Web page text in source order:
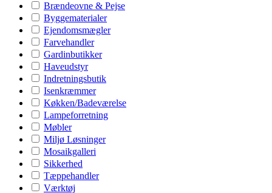
Brændeovne & Pejse
Byggematerialer
Ejendomsmægler
Farvehandler
Gardinbutikker
Haveudstyr
Indretningsbutik
Isenkræmmer
Køkken/Badeværelse
Lampeforretning
Møbler
Miljø Løsninger
Mosaikgalleri
Sikkerhed
Tæppehandler
Værktøj